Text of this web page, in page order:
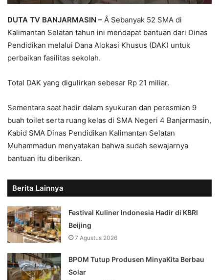
DUTA TV BANJARMASIN – Â Sebanyak 52 SMA di
Kalimantan Selatan tahun ini mendapat bantuan dari Dinas
Pendidikan melalui Dana Alokasi Khusus (DAK) untuk
perbaikan fasilitas sekolah.
Total DAK yang digulirkan sebesar Rp 21 miliar.
Sementara saat hadir dalam syukuran dan peresmian 9
buah toilet serta ruang kelas di SMA Negeri 4 Banjarmasin,
Kabid SMA Dinas Pendidikan Kalimantan Selatan
Muhammadun menyatakan bahwa sudah sewajarnya
bantuan itu diberikan.
Berita Lainnya
Festival Kuliner Indonesia Hadir di KBRI
Beijing
7 Agustus 2026
BPOM Tutup Produsen MinyaKita Berbau
Solar